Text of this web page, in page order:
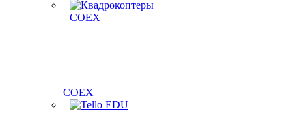
COEX